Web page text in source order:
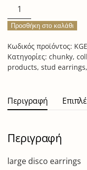
large
disco
earrings
ποσότητα
Προσθήκη στο καλάθι
Κωδικός προϊόντος:
Κατηγορίες: chunky,
products, stud earrings,
Περιγραφή
Περιγραφή
large disco earrings